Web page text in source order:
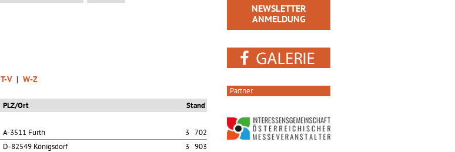
T-V| W-Z
PLZ/Ort Stand
A-3511 Furth
3 702
D-82549 Königsdorf
3 903
NEWSLETTER
ANMELDUNG
Partner